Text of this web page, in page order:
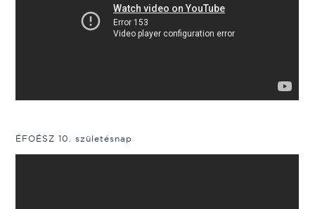
ÉFOÉSZ 10. születésnap